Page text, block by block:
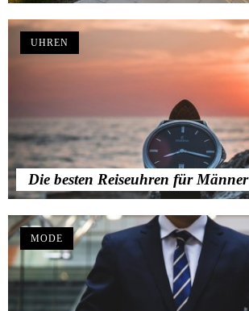
Die besten Reiseuhren für Männer
UHREN
MODE